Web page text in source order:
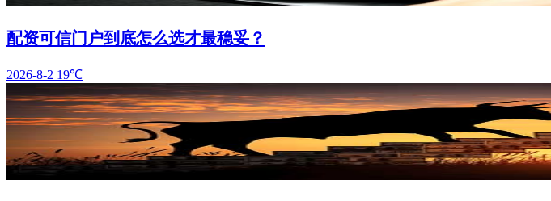
配资可信门户到底怎么选才最稳妥？
2026-8-2 19℃